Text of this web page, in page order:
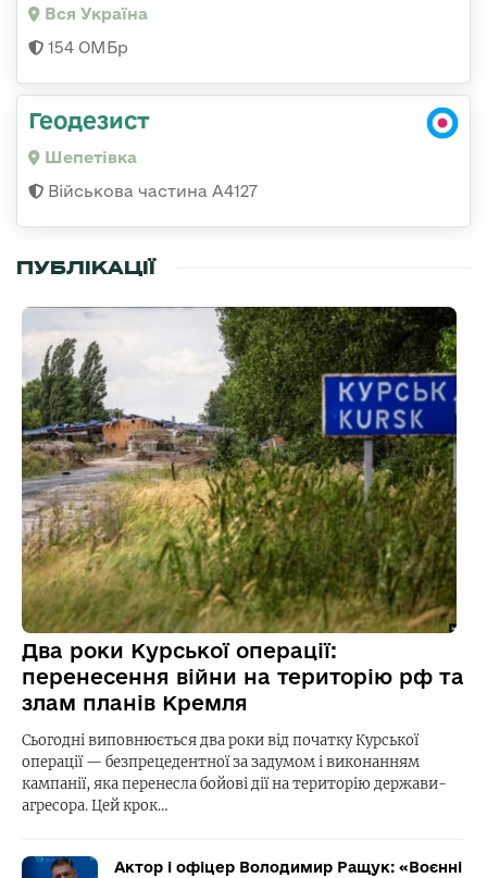
Вся Україна
154 ОМБр
Геодезист
Шепетівка
Військова частина А4127
ПУБЛІКАЦІЇ
Два роки Курської операції:
перенесення війни на територію рф та
злам планів Кремля
Сьогодні виповнюється два роки від початку Курської
операції — безпрецедентної за задумом і виконанням
кампанії, яка перенесла бойові дії на територію держави-
агресора. Цей крок…
Актор і офіцер Володимир Ращук: «Воєнні